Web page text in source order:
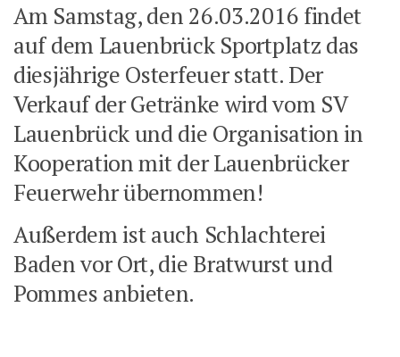
Am Samstag, den 26.03.2016 findet
auf dem Lauenbrück Sportplatz das
diesjährige Osterfeuer statt. Der
Verkauf der Getränke wird vom SV
Lauenbrück und die Organisation in
Kooperation mit der Lauenbrücker
Feuerwehr übernommen!
Außerdem ist auch Schlachterei
Baden vor Ort, die Bratwurst und
Pommes anbieten.